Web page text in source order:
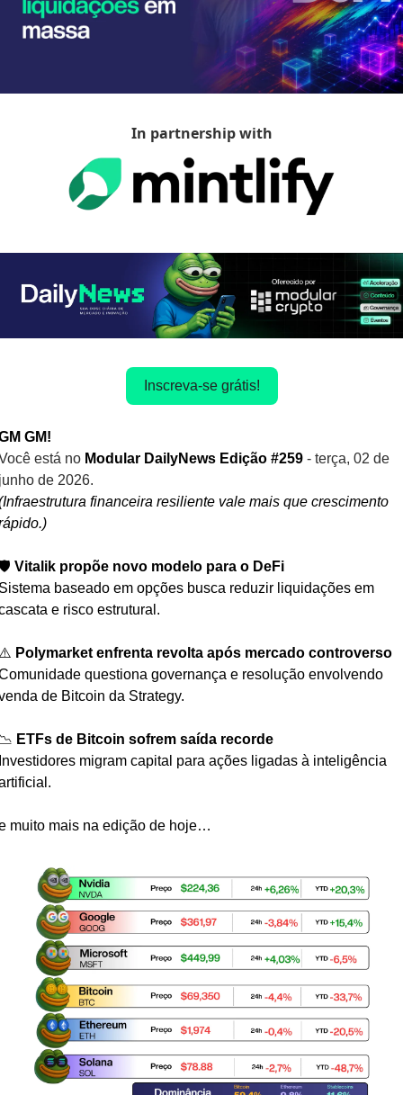
In partnership with
Inscreva-se grátis!
GM!
está no Modular DailyNews Edição #259 - terça, 02 de
de 2026.
financeira resiliente vale mais que crescimento
Vitalik propõe novo modelo para o DeFi
baseado em opções busca reduzir liquidações em
e risco estrutural.
Polymarket enfrenta revolta após mercado controverso
questiona governança e resolução envolvendo
de Bitcoin da Strategy.
ETFs de Bitcoin sofrem saída recorde
migram capital para ações ligadas à inteligência
muito mais na edição de hoje…